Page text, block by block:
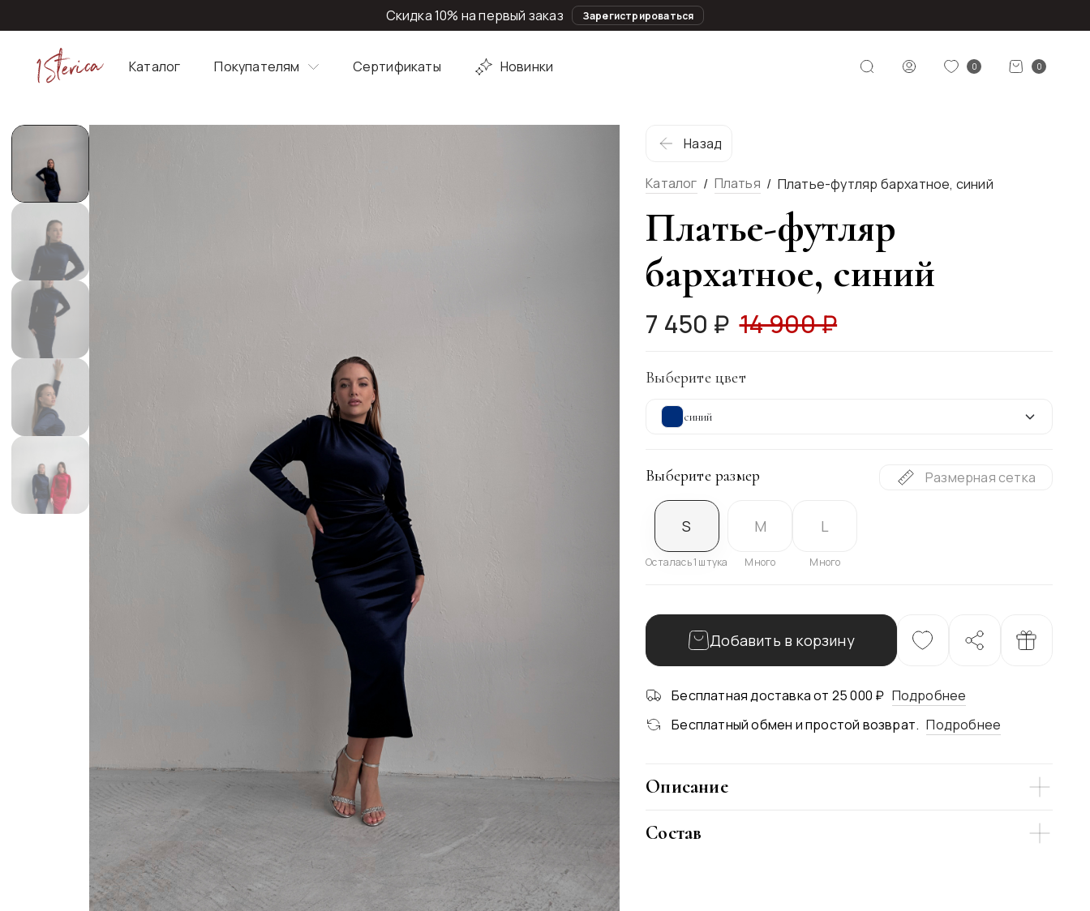
Скидка 10% на первый заказ Зарегистрироваться
Каталог Покупателям Сертификаты Новинки 0 0
Назад
Каталог Платья Платье-футляр бархатное, синий
Платье-футляр
бархатное, синий
7 450 ₽ 14 900 ₽
Выберите цвет
синий
Выберите размер Размерная сетка
S
Осталась 1 штука
M
Много
L
Много
Добавить в корзину
Бесплатная доставка от 25 000 ₽ Подробнее
Бесплатный обмен и простой возврат. Подробнее
Описание
миди насыщенного синего цвета - идеальный выбор для
Состав